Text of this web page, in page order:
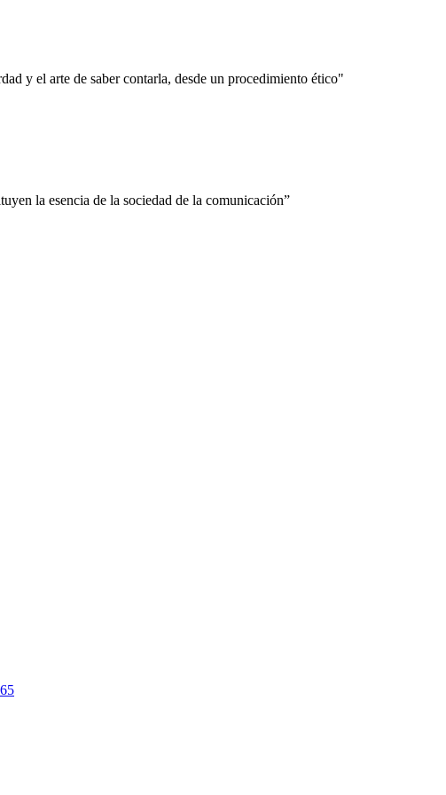
y el arte de saber contarla, desde un procedimiento ético"
la esencia de la sociedad de la comunicación”